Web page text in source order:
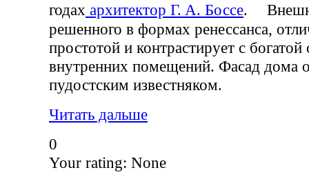
годах архитектор Г. А. Боссе.
решенного в формах ренессанса,
простотой и контрастирует с богатой
внутренних помещений. Фасад дома
пудостским известняком.
Читать дальше
0
Your rating: None